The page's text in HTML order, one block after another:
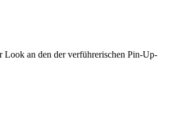
Look an den der verführerischen Pin-Up-